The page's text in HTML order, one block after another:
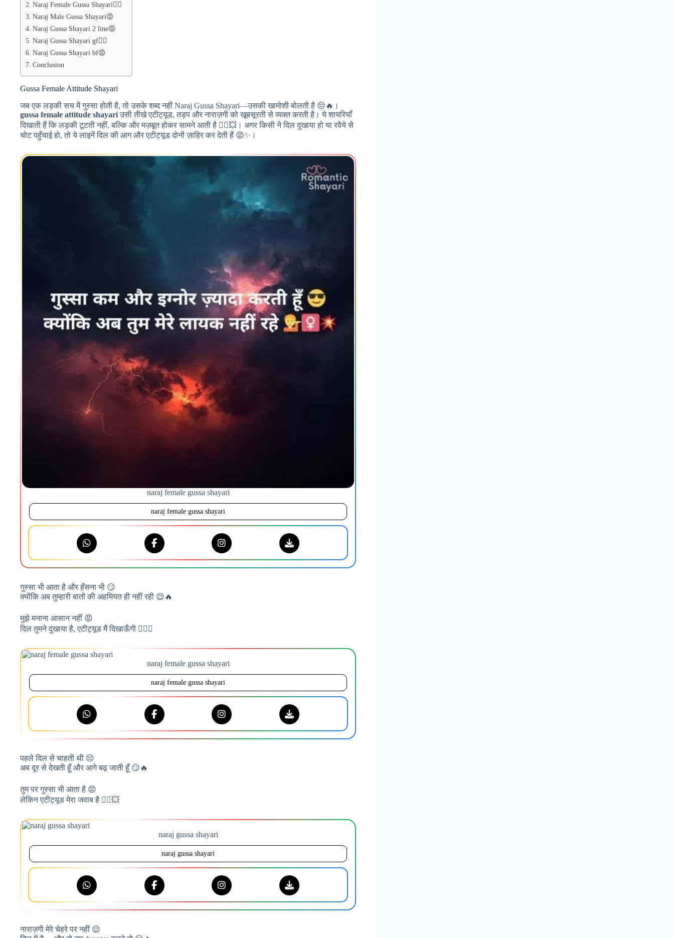
Naraj Female Gussa Shayari❤️‍🔥
Naraj Male Gussa Shayari😡
Naraj Gussa Shayari 2 line😡
Naraj Gussa Shayari gf❤️‍🔥
Naraj Gussa Shayari bf😡
Conclusion
Gussa Female Attitude Shayari
जब एक लड़की सच में गुस्सा होती है, तो उसके शब्द नहीं Naraj Gussa Shayari—उसकी खामोशी बोलती है 😔🔥।
gussa female attitude shayariउसी तीखे एटीट्यूड, तड़प और नाराज़गी को खूबसूरती से व्यक्त करती है। ये शायरियाँ
दिखाती हैं कि लड़की टूटती नहीं, बल्कि और मज़बूत होकर सामने आती है 💁‍♀️💥। अगर किसी ने दिल दुखाया हो या रवैये से
चोट पहुँचाई हो, तो ये लाइनें दिल की आग और एटीट्यूड दोनों ज़ाहिर कर देती हैं 😡✨।
naraj female gussa shayari
naraj female gussa shayari
गुस्सा भी आता है और हँसना भी 😏
क्योंकि अब तुम्हारी बातों की अहमियत ही नहीं रही 😌🔥
मुझे मनाना आसान नहीं 😡
दिल तुमने दुखाया है, एटीट्यूड मैं दिखाऊँगी 💁‍♀️✨
naraj female gussa shayari
naraj female gussa shayari
पहले दिल से चाहती थी 😔
अब दूर से देखती हूँ और आगे बढ़ जाती हूँ 😏🔥
तुम पर गुस्सा भी आता है 😡
लेकिन एटीट्यूड मेरा जवाब है 💁‍♀️💥
naraj gussa shayari
naraj gussa shayari
नाराज़गी मेरे चेहरे पर नहीं 😌